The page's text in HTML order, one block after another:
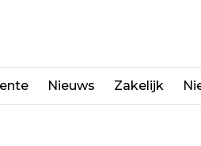
Nieuws Zakelijk